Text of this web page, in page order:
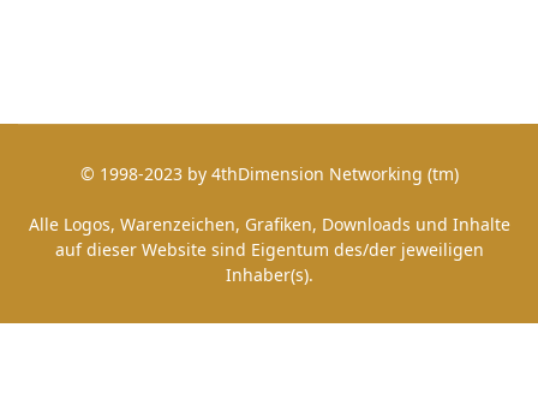
© 1998-2023 by 4thDimension Networking (tm)
Alle Logos, Warenzeichen, Grafiken, Downloads und Inhalte
auf dieser Website sind Eigentum des/der jeweiligen
Inhaber(s).